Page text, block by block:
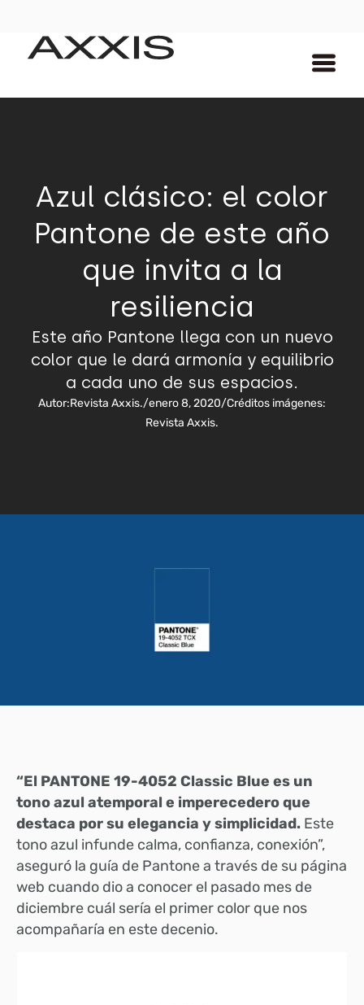
Azul clásico: el color
Pantone de este año
que invita a la
resiliencia
Este año Pantone llega con un nuevo
color que le dará armonía y equilibrio
a cada uno de sus espacios.
Autor:Revista Axxis./enero 8, 2020/Créditos imágenes:
Revista Axxis.
“El PANTONE 19-4052 Classic Blue es un
tono azul atemporal e imperecedero que
destaca por su elegancia y simplicidad. Este
tono azul infunde calma, confianza, conexión”,
aseguró la guía de Pantone a través de su página
web cuando dio a conocer el pasado mes de
diciembre cuál sería el primer color que nos
acompañaría en este decenio.